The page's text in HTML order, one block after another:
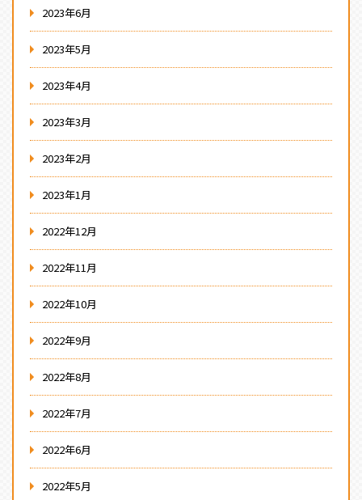
2023年6月
2023年5月
2023年4月
2023年3月
2023年2月
2023年1月
2022年12月
2022年11月
2022年10月
2022年9月
2022年8月
2022年7月
2022年6月
2022年5月